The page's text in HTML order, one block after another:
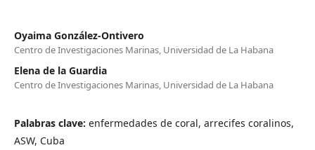
Oyaima González-Ontivero
Centro de Investigaciones Marinas, Universidad de La Habana
Elena de la Guardia
Centro de Investigaciones Marinas, Universidad de La Habana
Palabras clave: enfermedades de coral, arrecifes coralinos,
ASW, Cuba